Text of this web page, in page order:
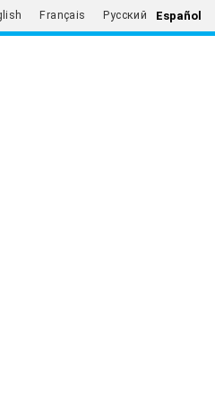
Français Русский Español